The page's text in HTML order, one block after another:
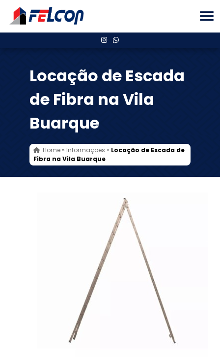
Locação de Escada
de Fibra na Vila
Buarque
Home» Informações » Locação de Escada de
Fibra na Vila Buarque